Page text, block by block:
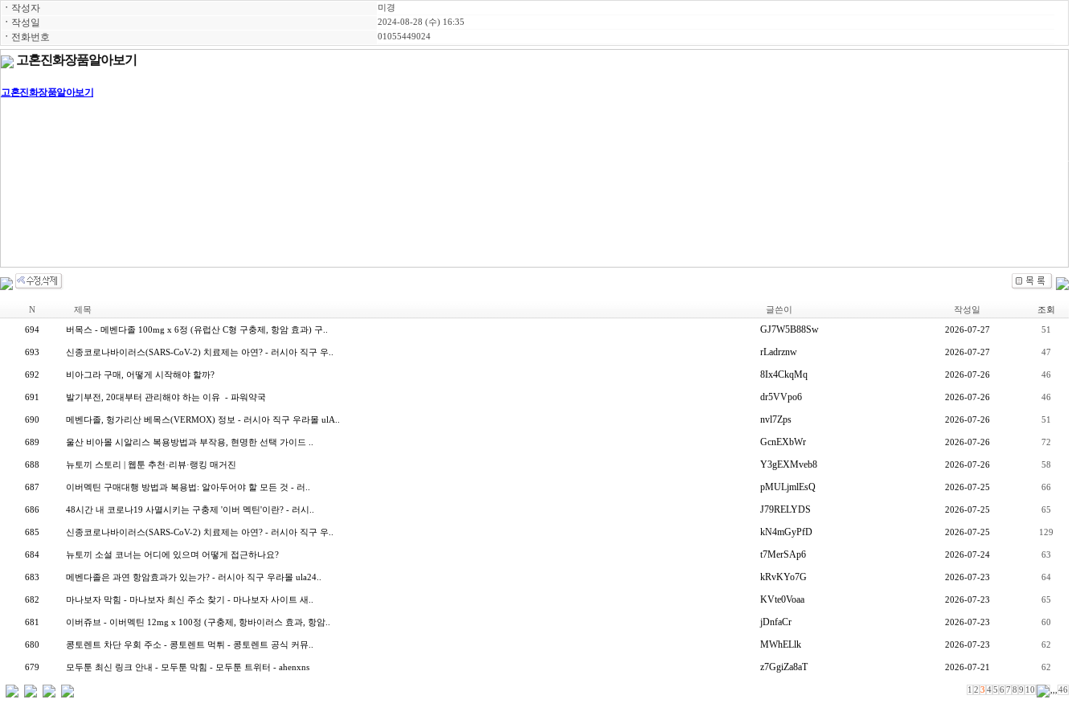
ㆍ 작성자 미경
ㆍ 작성일 2024-08-28 (수) 16:35
ㆍ 전화번호 01055449024
고혼진화장품알아보기
고혼진화장품알아보기
N 제목 글쓴이 작성일 조회
694 버목스 - 메벤다졸 100mg x 6정 (유럽산 C형 구충제, 항암 효과) 구.. GJ7W5B88Sw 2026-07-27 51
693 신종코로나바이러스(SARS-CoV-2) 치료제는 아연? - 러시아 직구 우.. rLadrznw 2026-07-27 47
692 비아그라 구매, 어떻게 시작해야 할까? 8Ix4CkqMq 2026-07-26 46
691 발기부전, 20대부터 관리해야 하는 이유 - 파워약국 dr5VVpo6 2026-07-26 46
690 메벤다졸, 헝가리산 베목스(VERMOX) 정보 - 러시아 직구 우라몰 ulA.. nvl7Zps 2026-07-26 51
689 울산 비아몰 시알리스 복용방법과 부작용, 현명한 선택 가이드 .. GcnEXbWr 2026-07-26 72
688 뉴토끼 스토리 | 웹툰 추천·리뷰·랭킹 매거진 Y3gEXMveb8 2026-07-26 58
687 이버멕틴 구매대행 방법과 복용법: 알아두어야 할 모든 것 - 러.. pMULjmlEsQ 2026-07-25 66
686 48시간 내 코로나19 사멸시키는 구충제 '이버 멕틴'이란? - 러시.. J79RELYDS 2026-07-25 65
685 신종코로나바이러스(SARS-CoV-2) 치료제는 아연? - 러시아 직구 우.. kN4mGyPfD 2026-07-25 129
684 뉴토끼 소설 코너는 어디에 있으며 어떻게 접근하나요? t7MerSAp6 2026-07-24 63
683 메벤다졸은 과연 항암효과가 있는가? - 러시아 직구 우라몰 ula24.. kRvKYo7G 2026-07-23 64
682 마나보자 막힘 - 마나보자 최신 주소 찾기 - 마나보자 사이트 새.. KVte0Voaa 2026-07-23 65
681 이버쥬브 - 이버멕틴 12mg x 100정 (구충제, 항바이러스 효과, 항암.. jDnfaCr 2026-07-23 60
680 콩토렌트 차단 우회 주소 - 콩토렌트 먹튀 - 콩토렌트 공식 커뮤.. MWhELlk 2026-07-23 62
679 모두툰 최신 링크 안내 - 모두툰 막힘 - 모두툰 트위터 - ahenxns z7GgiZa8aT 2026-07-21 62
1 2 3 45 6 7 8 9 10 ,,,46